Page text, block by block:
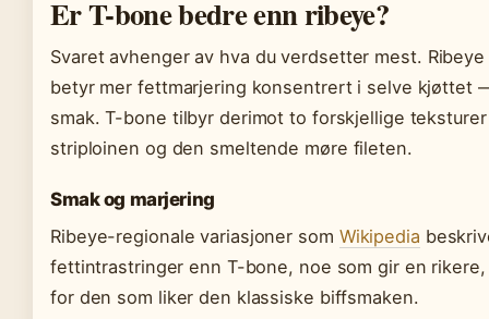
Er T-bone bedre enn ribeye?
Svaret avhenger av hva du verdsetter mest.
betyr mer fettmarjering konsentrert i selve kjøttet
smak. T-bone tilbyr derimot to forskjellige
striploinen og den smeltende møre fileten.
Smak og marjering
Ribeye-regionale variasjoner som Wikipedia
fettintrastringer enn T-bone, noe som gir en
for den som liker den klassiske biffsmaken.